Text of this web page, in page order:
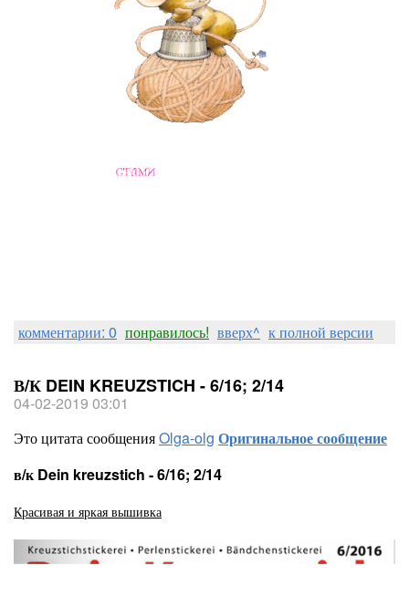
комментарии: 0 понравилось! вверх^ к полной версии
В/К DEIN KREUZSTICH - 6/16; 2/14
04-02-2019 03:01
Это цитата сообщенияOlga-olg Оригинальное сообщение
в/к Dein kreuzstich - 6/16; 2/14
Красивая и яркая вышивка